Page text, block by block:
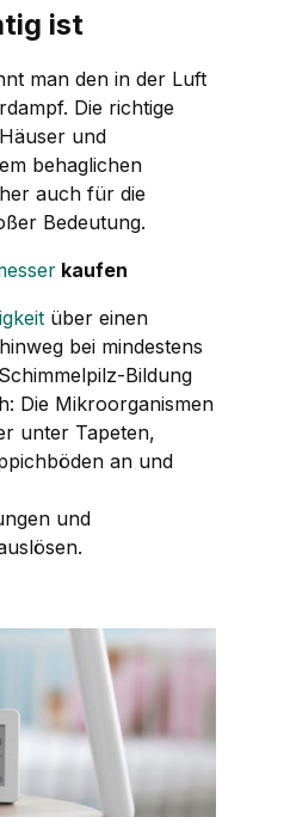
ist
man den in der Luft
Die richtige
und
behaglichen
auch für die
Bedeutung.
kaufen
über einen
bei mindestens
Bildung
Die Mikroorganismen
unter Tapeten,
an und
und